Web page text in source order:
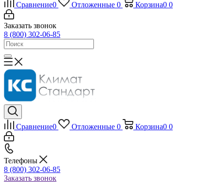
Сравнение0 Отложенные 0 Корзина0 0
Заказать звонок
8 (800) 302-06-85
Сравнение0 Отложенные 0 Корзина0 0
Телефоны
8 (800) 302-06-85
Заказать звонок